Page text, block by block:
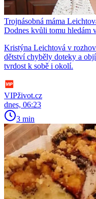
Trojnásobná máma
Dodnes kvůli tomu hledám
Kristýna Leichtová v
dětství chyběly doteky a
tvrdost k sobě i okolí.
VIPživot.cz
dnes, 06:23
3 min